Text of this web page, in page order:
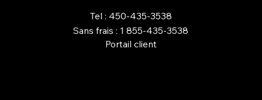
Tel : 450-435-3538
Sans frais : 1 855-435-3538
Portail client